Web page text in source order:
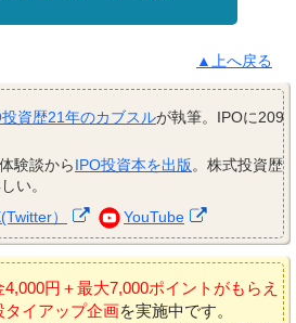
▲上へ戻る
投資歴21年のカブスルが執筆。IPOに209
験談からIPO投資本を出版。株式投資歴
い。
） YouTube
4,000円＋最大7,000ポイントがもらえ
タイアップ企画を実施中です。